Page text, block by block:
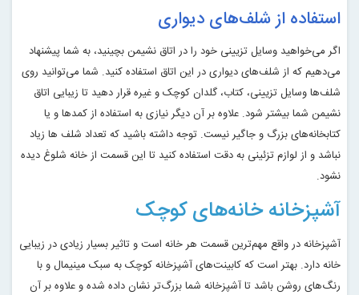
استفاده از شلف‌های دیواری
اگر می‌خواهید وسایل تزیینی خود را در اتاق نشیمن بچینید، به شما پیشنهاد
می‌دهیم که از شلف‌های دیواری در این اتاق استفاده کنید. شما می‌توانید روی
شلف‌ها وسایل تزیینی، کتاب، گلدان کوچک و غیره قرار دهید تا زیبایی اتاق
نشیمن شما بیشتر شود. علاوه بر آن دیگر نیازی به استفاده از کمدها و یا
کتابخانه‌های بزرگ و جاگیر نیست. توجه داشته باشید که تعداد شلف ها زیاد
نباشد و از لوازم تزئینی به دقت استفاده کنید تا این قسمت از خانه شلوغ دیده
نشود.
آشپزخانه خانه‌های کوچک
آشپزخانه در واقع مهم‌ترین قسمت هر خانه است و تاثیر بسیار زیادی در زیبایی
خانه دارد. بهتر است که کابینت‌های آشپزخانه کوچک به سبک مینیمال و با
رنگ‌های روشن باشد تا آشپزخانه شما بزرگ‌تر نشان داده شده و علاوه بر آن